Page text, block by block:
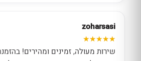
zoharsasi
שירות מעולה, זמינים ומהירים!